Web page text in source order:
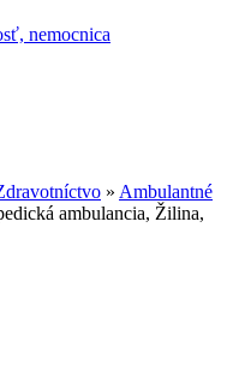
nemocnica
» Ambulantné
ambulancia, Žilina,